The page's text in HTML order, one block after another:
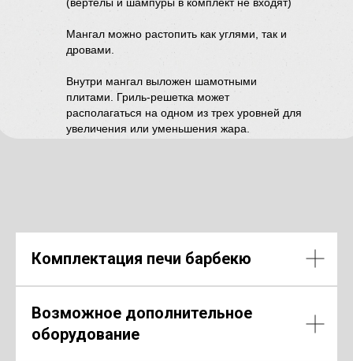
Мангал можно растопить как углями, так и
дровами.
Внутри мангал выложен шамотными
плитами. Гриль-решетка может
располагаться на одном из трех уровней для
увеличения или уменьшения жара.
Комплектация печи барбекю
Возможное дополнительное
оборудование